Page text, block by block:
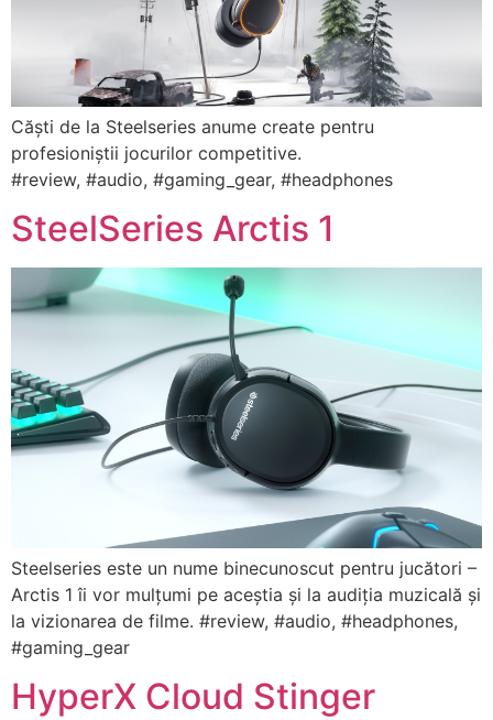
Căști de la Steelseries anume create pentru
profesioniștii jocurilor competitive.
#review, #audio, #gaming_gear, #headphones
SteelSeries Arctis 1
Steelseries este un nume binecunoscut pentru jucători –
Arctis 1 îi vor mulțumi pe aceștia și la audiția muzicală și
la vizionarea de filme. #review, #audio, #headphones,
#gaming_gear
HyperX Cloud Stinger